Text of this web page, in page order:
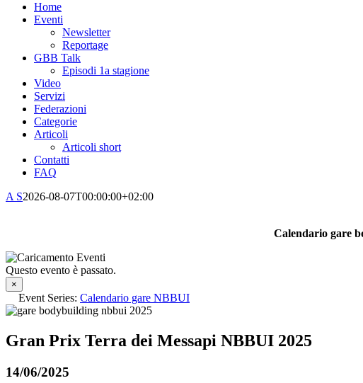
Home
Eventi
Newsletter
Reportage
GBB Talk
Episodi 1a stagione
Video
Servizi
Federazioni
Categorie
Articoli
Articoli short
Contatti
FAQ
A S2026-08-07T00:00:00+02:00
Calendario gare
Questo evento è passato.
×
Event Series: Calendario gare NBBUI
Gran Prix Terra dei Messapi NBBUI 2025
14/06/2025